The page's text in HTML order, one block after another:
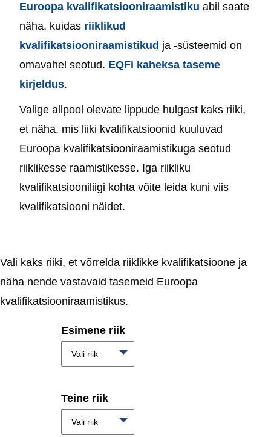
Euroopa kvalifikatsiooniraamistiku abil saate
näha, kuidas riiklikud
kvalifikatsiooniraamistikud ja -süsteemid on
omavahel seotud. EQFi kaheksa taseme
kirjeldus.
Valige allpool olevate lippude hulgast kaks riiki,
et näha, mis liiki kvalifikatsioonid kuuluvad
Euroopa kvalifikatsiooniraamistikuga seotud
riiklikesse raamistikesse. Iga riikliku
kvalifikatsiooniliigi kohta võite leida kuni viis
kvalifikatsiooni näidet.
Vali kaks riiki, et võrrelda riiklikke kvalifikatsioone ja
näha nende vastavaid tasemeid Euroopa
kvalifikatsiooniraamistikus.
Esimene riik
Vali riik
Teine riik
Vali riik